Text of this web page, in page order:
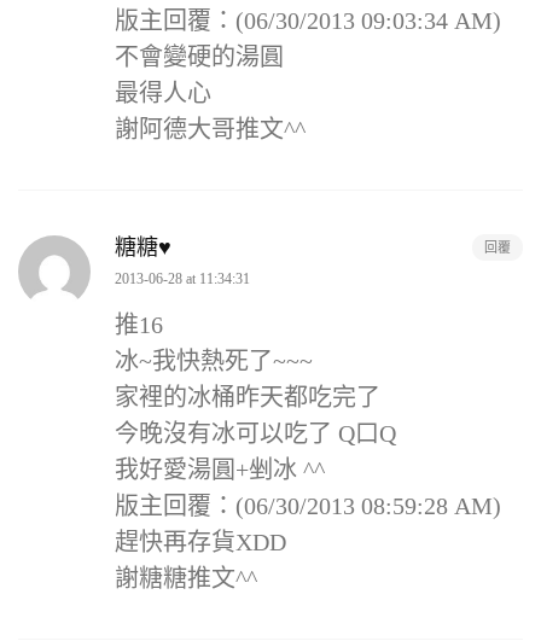
版主回覆：(06/30/2013 09:03:34 AM)
不會變硬的湯圓
最得人心
謝阿德大哥推文^^
糖糖♥
2013-06-28 at 11:34:31
推16
冰~我快熱死了~~~
家裡的冰桶昨天都吃完了
今晚沒有冰可以吃了 Q口Q
我好愛湯圓+剉冰 ^^
版主回覆：(06/30/2013 08:59:28 AM)
趕快再存貨XDD
謝糖糖推文^^
回覆